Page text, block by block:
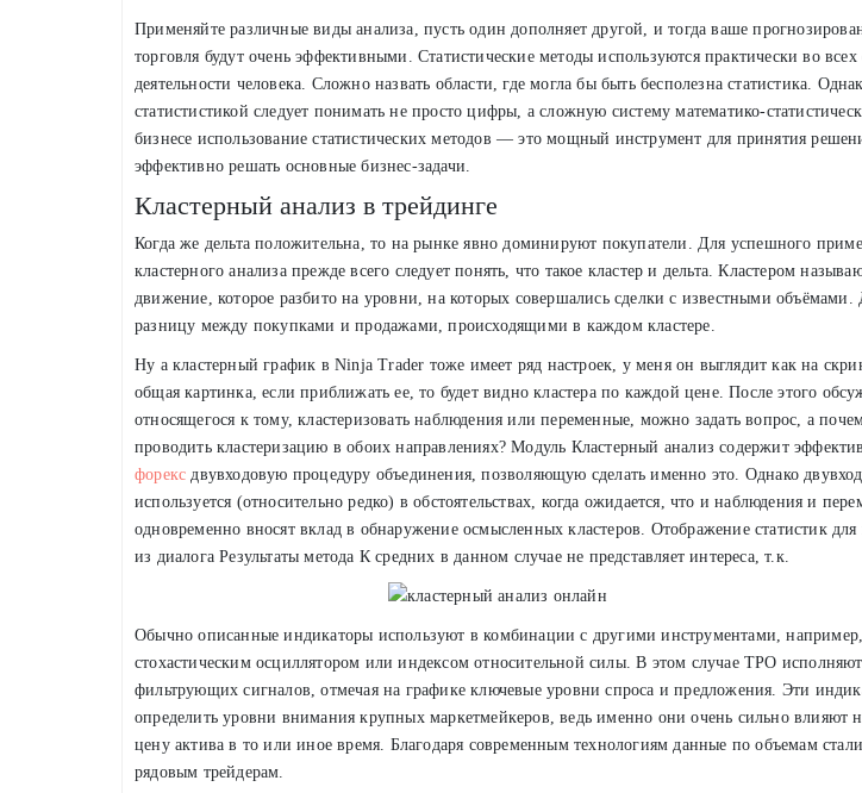
Применяйте различные виды анализа, пусть один дополняет другой, и тогда ваше
торговля будут очень эффективными. Статистические методы используются практически во всех
деятельности человека. Сложно назвать области, где могла бы быть бесполезна статистика.
статистистикой следует понимать не просто цифры, а сложную систему математико-
бизнесе использование статистических методов — это мощный инструмент для принятия
эффективно решать основные бизнес-задачи.
Кластерный анализ в трейдинге
Когда же дельта положительна, то на рынке явно доминируют покупатели. Для успешного
кластерного анализа прежде всего следует понять, что такое кластер и дельта. Кластером
движение, которое разбито на уровни, на которых совершались сделки с известными объёмами.
разницу между покупками и продажами, происходящими в каждом кластере.
Ну а кластерный график в Ninja Trader тоже имеет ряд настроек, у меня он выглядит как на
общая картинка, если приближать ее, то будет видно кластера по каждой цене. После этого
относящегося к тому, кластеризовать наблюдения или переменные, можно задать вопрос, а
проводить кластеризацию в обоих направлениях? Модуль Кластерный анализ содержит
форекс двувходовую процедуру объединения, позволяющую сделать именно это. Однако
используется (относительно редко) в обстоятельствах, когда ожидается, что и наблюдения и
одновременно вносят вклад в обнаружение осмысленных кластеров. Отображение статистик для
из диалога Результаты метода К средних в данном случае не представляет интереса, т.к.
Обычно описанные индикаторы используют в комбинации с другими инструментами,
стохастическим осциллятором или индексом относительной силы. В этом случае TPO
фильтрующих сигналов, отмечая на графике ключевые уровни спроса и предложения. Эти
определить уровни внимания крупных маркетмейкеров, ведь именно они очень сильно влияют
цену актива в то или иное время. Благодаря современным технологиям данные по объемам
рядовым трейдерам.